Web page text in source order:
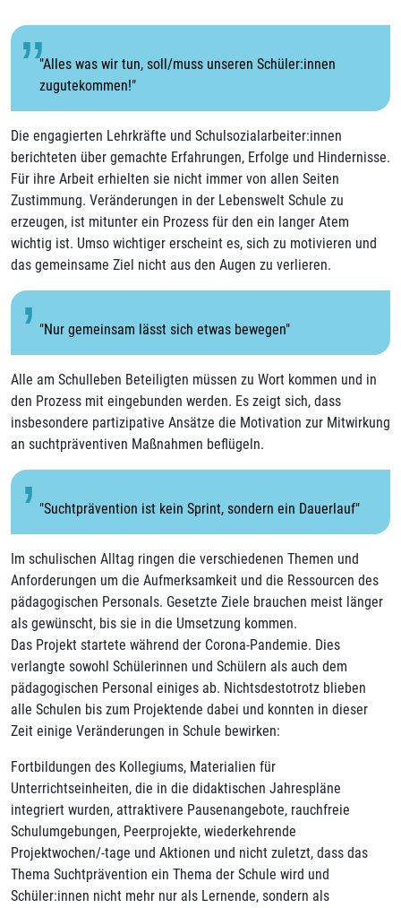
"Alles was wir tun, soll/muss unseren Schüler:innen
zugutekommen!"
Die engagierten Lehrkräfte und Schulsozialarbeiter:innen
berichteten über gemachte Erfahrungen, Erfolge und Hindernisse.
Für ihre Arbeit erhielten sie nicht immer von allen Seiten
Zustimmung. Veränderungen in der Lebenswelt Schule zu
erzeugen, ist mitunter ein Prozess für den ein langer Atem
wichtig ist. Umso wichtiger erscheint es, sich zu motivieren und
das gemeinsame Ziel nicht aus den Augen zu verlieren.
"Nur gemeinsam lässt sich etwas bewegen"
Alle am Schulleben Beteiligten müssen zu Wort kommen und in
den Prozess mit eingebunden werden. Es zeigt sich, dass
insbesondere partizipative Ansätze die Motivation zur Mitwirkung
an suchtpräventiven Maßnahmen beflügeln.
"Suchtprävention ist kein Sprint, sondern ein Dauerlauf"
Im schulischen Alltag ringen die verschiedenen Themen und
Anforderungen um die Aufmerksamkeit und die Ressourcen des
pädagogischen Personals. Gesetzte Ziele brauchen meist länger
als gewünscht, bis sie in die Umsetzung kommen.
Das Projekt startete während der Corona-Pandemie. Dies
verlangte sowohl Schülerinnen und Schülern als auch dem
pädagogischen Personal einiges ab. Nichtsdestotrotz blieben
alle Schulen bis zum Projektende dabei und konnten in dieser
Zeit einige Veränderungen in Schule bewirken:
Fortbildungen des Kollegiums, Materialien für
Unterrichtseinheiten, die in die didaktischen Jahrespläne
integriert wurden, attraktivere Pausenangebote, rauchfreie
Schulumgebungen, Peerprojekte, wiederkehrende
Projektwochen/-tage und Aktionen und nicht zuletzt, dass das
Thema Suchtprävention ein Thema der Schule wird und
Schüler:innen nicht mehr nur als Lernende, sondern als